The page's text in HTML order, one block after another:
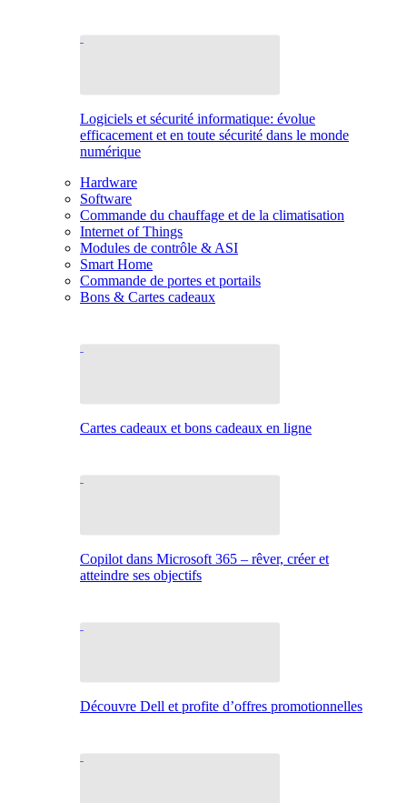
Logiciels et sécurité informatique: évolue
efficacement et en toute sécurité dans le monde
numérique
Hardware
Software
Commande du chauffage et de la climatisation
Internet of Things
Modules de contrôle & ASI
Smart Home
Commande de portes et portails
Bons & Cartes cadeaux
Cartes cadeaux et bons cadeaux en ligne
Copilot dans Microsoft 365 – rêver, créer et
atteindre ses objectifs
Découvre Dell et profite d’offres promotionnelles